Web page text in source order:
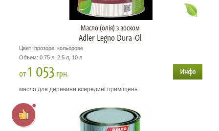
Масло (олія) з воском
Adler Legno Dura-Ol
Цвет: прозоре, кольорове
Объем: 0.75 л, 2.5 л, 10 л
от1 053 грн.
масло для деревини всередині приміщень